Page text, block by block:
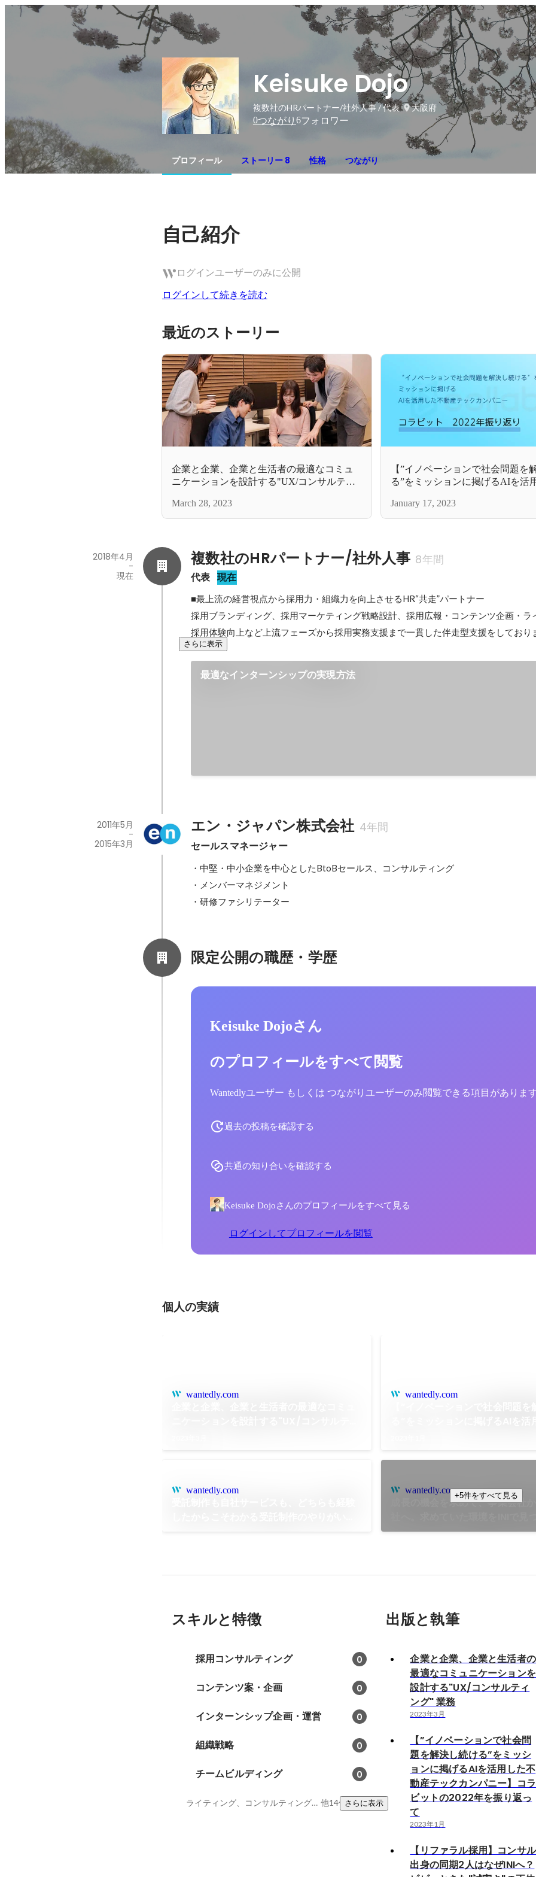
Keisuke Dojo
複数社のHRパートナー/社外人事 / 代表
大阪府
0つながり 6フォロワー
プロフィール ストーリー 8 性格 つながり
自己紹介
ログインユーザーのみに公開
ログインして続きを読む
最近のストーリー
企業と企業、企業と生活者の最適なコミュ
ニケーションを設計する"UX/コンサルティ
March 28, 2023
【”イノベーションで社会問題を
る”をミッションに掲げるAIを活
を振り返って
January 17, 2023
複数社のHRパートナー/社外人事 8年間
代表 現在
2018年4月
-
現在
■最上流の経営視点から採用力・組織力を向上させるHR“共走”パートナー
採用ブランディング、採用マーケティング戦略設計、採用広報・コンテンツ企画・ラ
採用体験向上など上流フェーズから採用実務支援まで一貫した伴走型支援をしており
さらに表示
最適なインターンシップの実現方法
エン・ジャパン株式会社 4年間
セールスマネージャー
2011年5月
-
2015年3月
・中堅・中小企業を中心としたBtoBセールス、コンサルティング
・メンバーマネジメント
・研修ファシリテーター
限定公開の職歴・学歴
Keisuke Dojoさん
のプロフィールをすべて閲覧
Wantedlyユーザー もしくは つながりユーザーのみ閲覧できる項目がありま
過去の投稿を確認する
共通の知り合いを確認する
Keisuke Dojoさんのプロフィールをすべて見る
ログインしてプロフィールを閲覧
個人の実績
wantedly.com wantedly.com
wantedly.com wantedly.com
成長の機会を求めて、事業会社
【プロジェクトマネージャー：
+5件をすべて見る
スキルと特徴
採用コンサルティング 0
コンテンツ案・企画 0
インターンシップ企画・運営 0
組織戦略 0
チームビルディング 0
ライティング、コンサルティング、戦略立案 他14件さらに表示
出版と執筆
企業と企業、企業と生活者の
最適なコミュニケーションを
設計する"UX/コンサルティ
ング" 業務
2023年3月
【”イノベーションで社会問
題を解決し続ける”をミッシ
ョンに掲げるAIを活用した不
動産テックカンパニー】コラ
ビットの2022年を振り返っ
て
2023年1月
【リファラル採用】コンサル
出身の同期2人はなぜINIへ？